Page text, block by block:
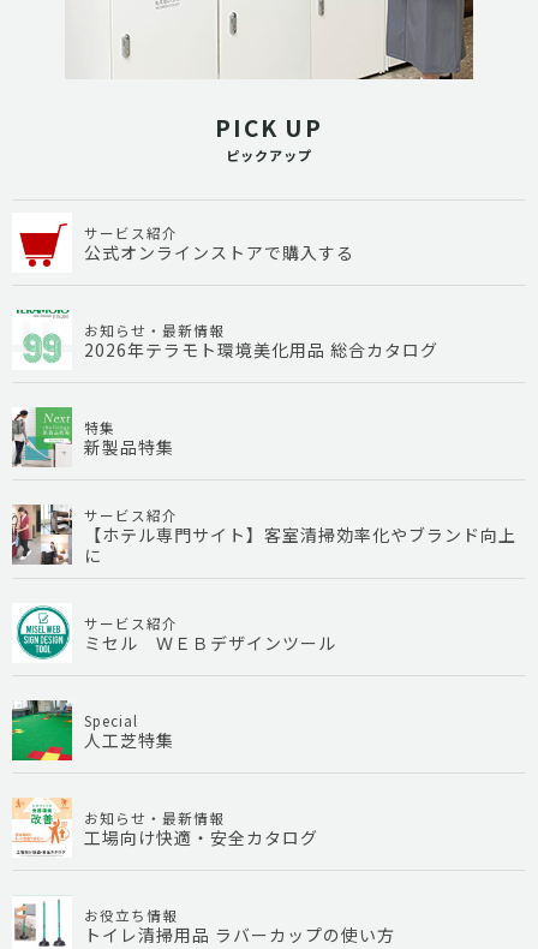
PICK UP
ピックアップ
サービス紹介
公式オンラインストアで購入する
お知らせ・最新情報
2026年テラモト環境美化用品 総合カタログ
特集
新製品特集
サービス紹介
【ホテル専門サイト】客室清掃効率化やブランド向上
に
サービス紹介
ミセル ＷＥＢデザインツール
Special
人工芝特集
お知らせ・最新情報
工場向け快適・安全カタログ
お役立ち情報
トイレ清掃用品 ラバーカップの使い方